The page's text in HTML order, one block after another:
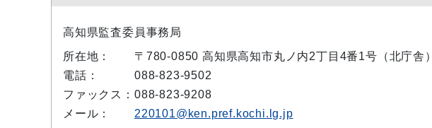
高知県監査委員事務局
所在地：
〒780-0850 高知県高知市丸ノ内2丁目4番1号（北庁舎）
電話：
088-823-9502
ファックス： 088-823-9208
メール：
220101@ken.pref.kochi.lg.jp